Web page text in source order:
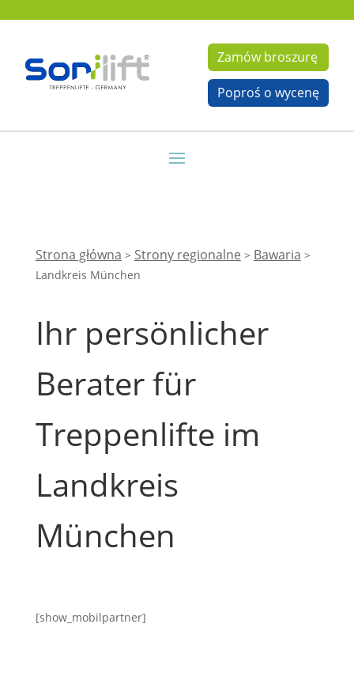
Zamów broszurę
Poproś o wycenę
Strona główna > Strony regionalne > Bawaria >
Landkreis München
Ihr persönlicher
Berater für
Treppenlifte im
Landkreis
München
[show_mobilpartner]